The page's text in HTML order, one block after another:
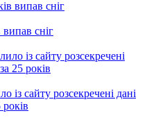
сніг
сайту розсекречені дані